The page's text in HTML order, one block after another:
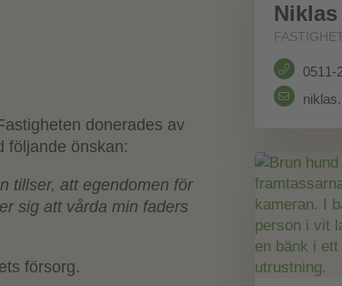
donerades av
följande önskan:
tillser, att egendomen för
sig att vårda min faders
försorg.
0511-